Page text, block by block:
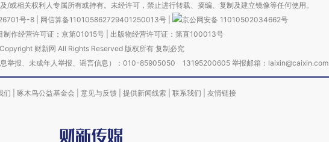
/或相关权利人专属所有或持有。未经许可，禁止进行转载、摘编、复制及建立镜像等任何使用。
号-8 网信算备110105862729401250013号
京公网安备 11010502034662号
制作经营许可证：京第01015号| 出版物经营许可证：第直100013号
Copyright 财新网 All Rights Reserved 版权所有 复制必究
息举报、未成年人举报、谣言信息）：010-85905050 13195200605 举报邮箱：laixin@caixin.com
们 啄木鸟公益基金会 意见与反馈 提供新闻线索 联系我们 友情链接